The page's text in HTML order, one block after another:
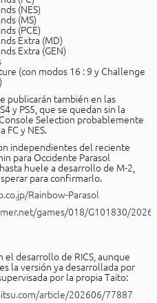
(NES)
(MS)
(PCE)
Extra (MD)
Extra (GEN)
(con modos 16 : 9 y Challenge
publicarán también en las
y PS5, que se quedan sin la
Selection probablemente
FC y NES.
independientes del reciente
para Occidente Parasol
huele a desarrollo de M-2,
para confirmarlo.
Rainbow-Parasol
games/018/G101830/
el desarrollo de RICS, aunque
la versión ya desarrollada por
por la propia Taito:
article/202606/77887